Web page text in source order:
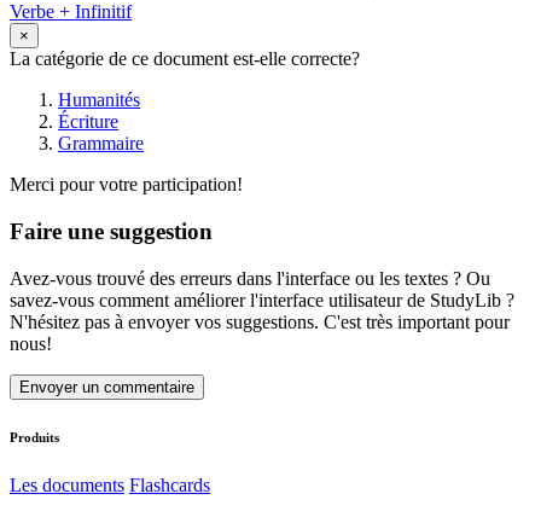
Verbe + Infinitif
×
La catégorie de ce document est-elle correcte?
Humanités
Écriture
Grammaire
Merci pour votre participation!
Faire une suggestion
Avez-vous trouvé des erreurs dans l'interface ou les textes ? Ou
savez-vous comment améliorer l'interface utilisateur de StudyLib ?
N'hésitez pas à envoyer vos suggestions. C'est très important pour
nous!
Envoyer un commentaire
Produits
Les documents Flashcards